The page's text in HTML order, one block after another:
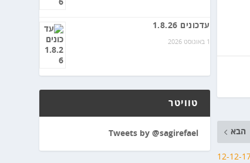
הבא
עדכונים 1.8.26
1 באוגוסט 2026
טוויטר
Tweets by @sagirefael